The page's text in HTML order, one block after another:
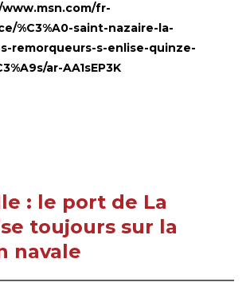
fr-
%C3%A0-saint-nazaire-la-
remorqueurs-s-enlise-quinze-
ar-AA1sEP3K
: le port de La
toujours sur la
navale